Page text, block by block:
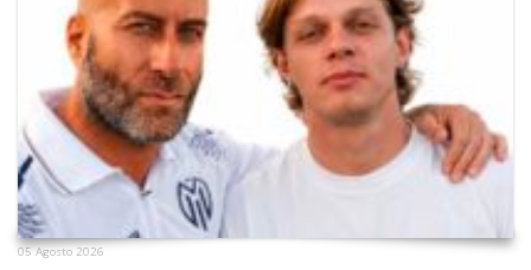
05 Agosto 2026